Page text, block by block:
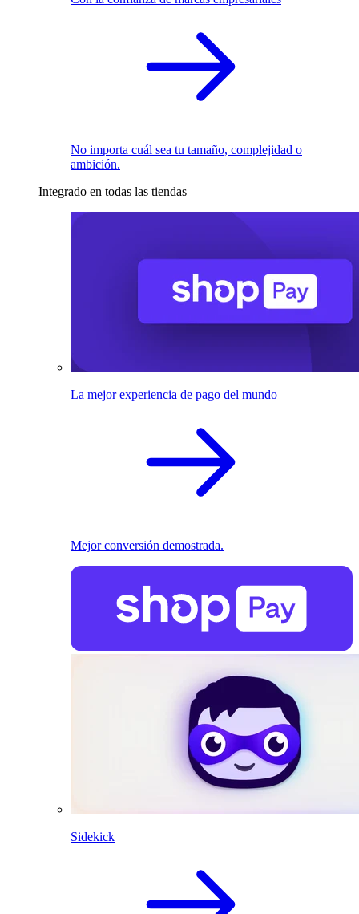
No importa cuál sea tu tamaño, complejidad o
ambición.
Integrado en todas las tiendas
La mejor experiencia de pago del mundo
Mejor conversión demostrada.
Sidekick